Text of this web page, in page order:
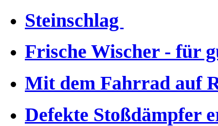
Steinschlag
Frische Wischer - für
Mit dem Fahrrad auf
Defekte Stoßdämpfer